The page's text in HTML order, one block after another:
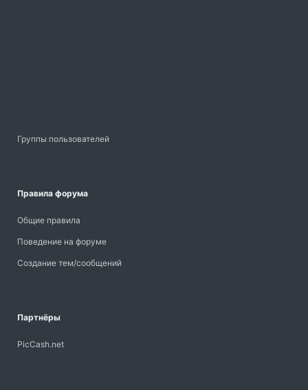
Группы пользователей
Правила форума
Общие правила
Поведение на форуме
Создание тем/сообщений
Партнёры
PicCash.net